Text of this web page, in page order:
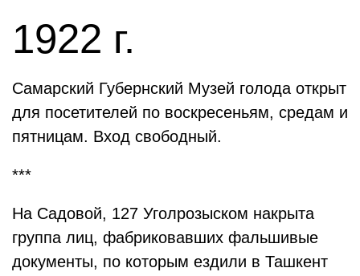
1922 г.
Самарский Губернский Музей голода открыт
для посетителей по воскресеньям, средам и
пятницам. Вход свободный.
***
На Садовой, 127 Уголрозыском накрыта
группа лиц, фабриковавших фальшивые
документы, по которым ездили в Ташкент